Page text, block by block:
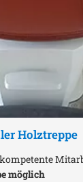
Holztreppe
möglich